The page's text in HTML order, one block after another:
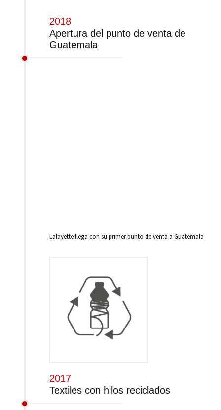
2018
Apertura del punto de venta de
Guatemala
Lafayette llega con su primer punto de venta a Guatemala
2017
Textiles con hilos reciclados